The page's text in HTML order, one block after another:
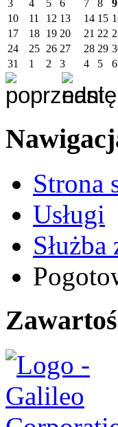
3 4 5 6 7 8
9
10
11 12 13 14 15
17
18 19 20 21 22
24
25 26 27 28 29
31
1 2 3 4 5 6
Strona
Usługi